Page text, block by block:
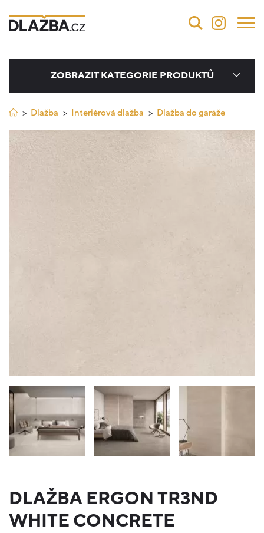
ZOBRAZIT KATEGORIE PRODUKTŮ
Dlažba Interiérová dlažba Dlažba do garáže
DLAŽBA ERGON TR3ND
WHITE CONCRETE